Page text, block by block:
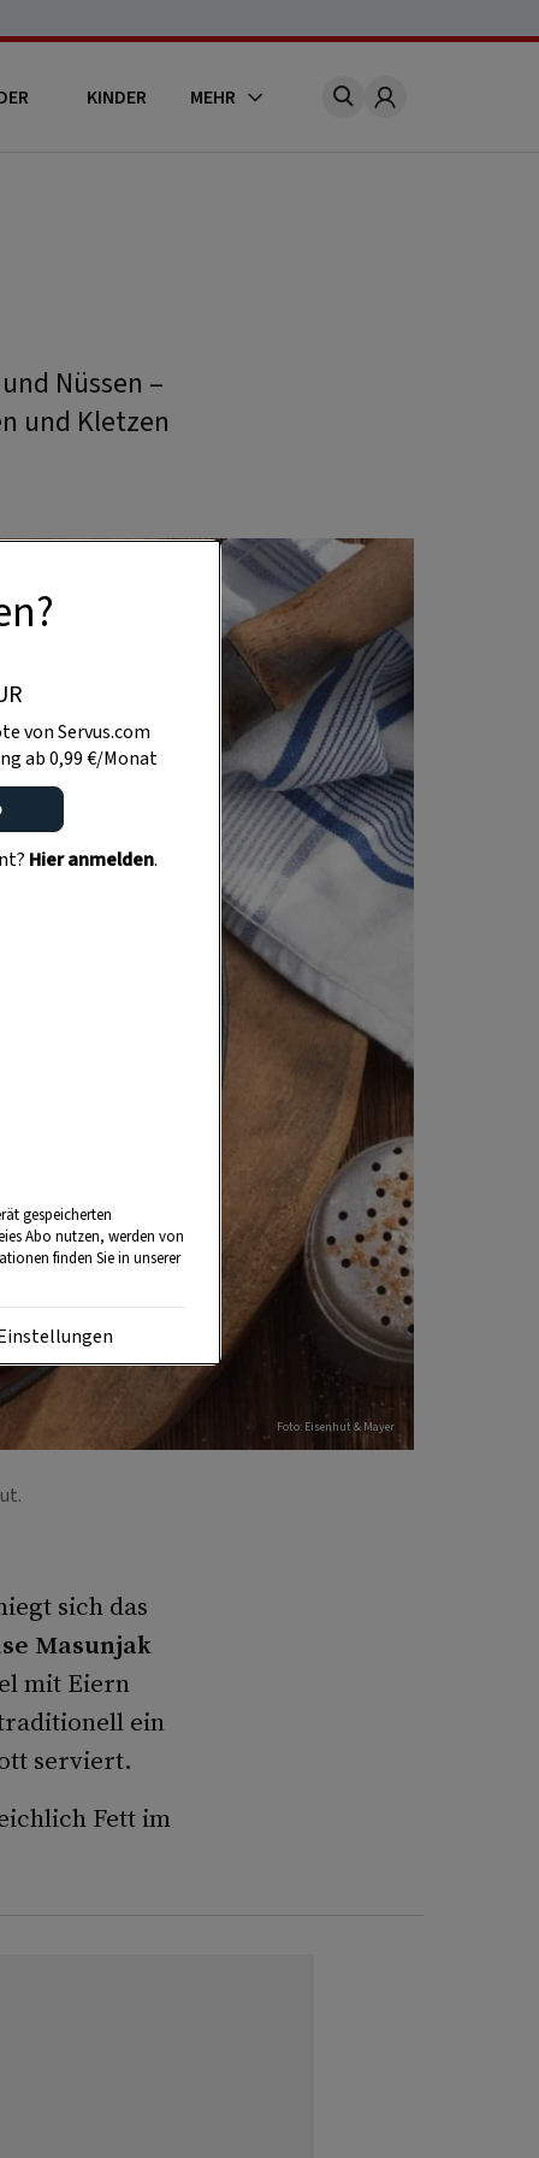
KINDER MEHR Account
Nüssen –
und Kletzen
Foto: Eisenhut & Mayer
sich das
Masunjak
mit Eiern
ein
serviert.
Fett im
von Servus.com
ab 0,99 €/Monat
Hier anmelden.
gespeicherten
Abo nutzen, werden von
finden Sie in unserer